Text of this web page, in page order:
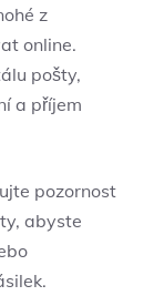
z
online.
pošty,
a příjem
pozornost
abyste